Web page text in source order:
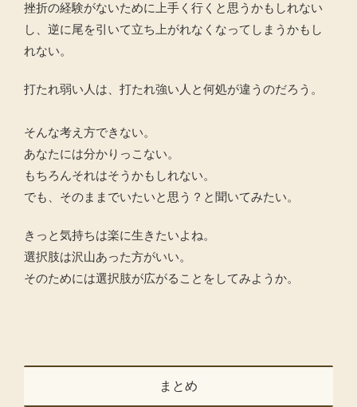
挫折の経験がないために上手く行くと思うかもしれない
し、逆に尾を引いて立ち上がれなくなってしまうかもし
れない。
打たれ弱い人は、打たれ強い人と何処が違うのだろう。
そんな考え方できない。
あなたには分かりっこない。
もちろんそれはそうかもしれない。
でも、そのままでいたいと思う？と聞いてみたい。
きっと気持ちは楽に生きたいよね。
選択肢は沢山あった方がいい。
そのためには選択肢が広がることをしてみようか。
まとめ